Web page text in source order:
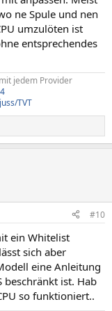
ne Spule und nen
umzulöten ist
entsprechendes
jedem Provider
TVT
#10
ein Whitelist
sich aber
eine Anleitung
beschränkt ist. Hab
so funktioniert..